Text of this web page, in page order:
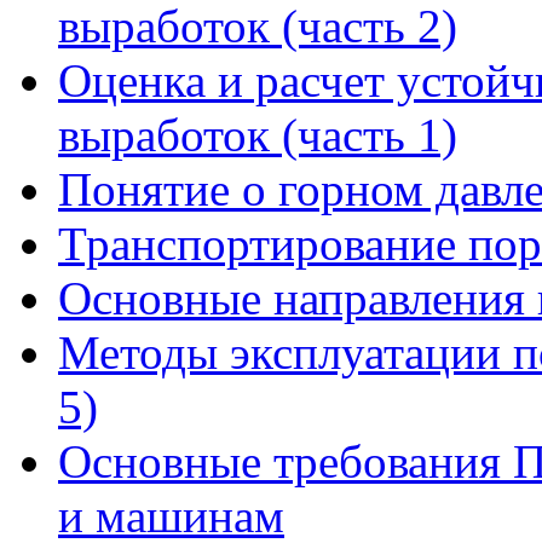
выработок (часть 2)
Оценка и расчет
выработок (часть 1)
Понятие о горном
Транспортирование
Основные направления
Методы эксплуатации
5)
Основные требования
и машинам